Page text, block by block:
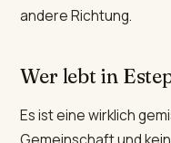
andere Richtung.
Wer lebt in
Es ist eine wirklich